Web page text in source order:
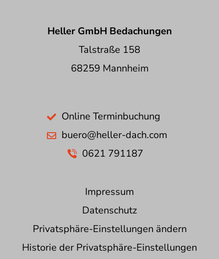
Heller GmbH Bedachungen
Talstraße 158
68259 Mannheim
Online Terminbuchung
buero@heller-dach.com
0621 791187
Impressum
Datenschutz
Privatsphäre-Einstellungen ändern
Historie der Privatsphäre-Einstellungen